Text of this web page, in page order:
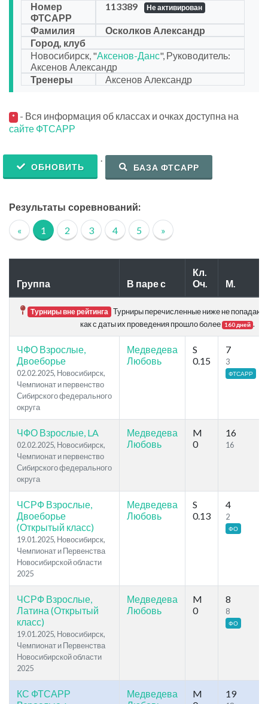
Номер
ФТСАРР
113389 Не активирован
Фамилия
Осколков Александр
Город, клуб
Новосибирск, "Аксенов-Данс", Руководитель:
Аксенов Александр
Тренеры
Аксенов Александр
* - Вся информация об классах и очках доступна на
сайте ФТСАРР
ОБНОВИТЬ
.
БАЗА ФТСАРР
Результаты соревнований:
« 1 2 3 4 5 »
Группа В паре с
Кл.
Оч.
М.
Турниры вне рейтинга Турниры перечисленные ниже не попадают
как с даты их проведения прошло более 160 дней .
ЧФО Взрослые,
Двоеборье
02.02.2025, Новосибирск,
Чемпионат и первенство
Сибирского федерального
округа
Медведева
Любовь
S
0.15
7
3
ФТСАРР
ЧФО Взрослые, LA
02.02.2025, Новосибирск,
Чемпионат и первенство
Сибирского федерального
округа
Медведева
Любовь
M
0
16
16
ЧСРФ Взрослые,
Двоеборье
(Открытый класс)
19.01.2025, Новосибирск,
Чемпионат и Первенства
Новосибирской области
2025
Медведева
Любовь
S
0.13
4
2
ФО
ЧСРФ Взрослые,
Латина (Открытый
класс)
19.01.2025, Новосибирск,
Чемпионат и Первенства
Новосибирской области
2025
Медведева
Любовь
M
0
8
8
ФО
КС ФТСАРР
Медведева
M
19